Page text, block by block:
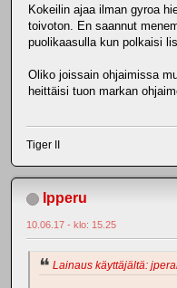
Kokeilin ajaa ilman gyroa
toivoton. En saannut
puolikaasulla kun polkaisi
Oliko joissain ohjaimissa
heittäisi tuon markan
Tiger II
Ipperu
10.06.17 - klo: 15.25
Lainaus käyttäjältä: